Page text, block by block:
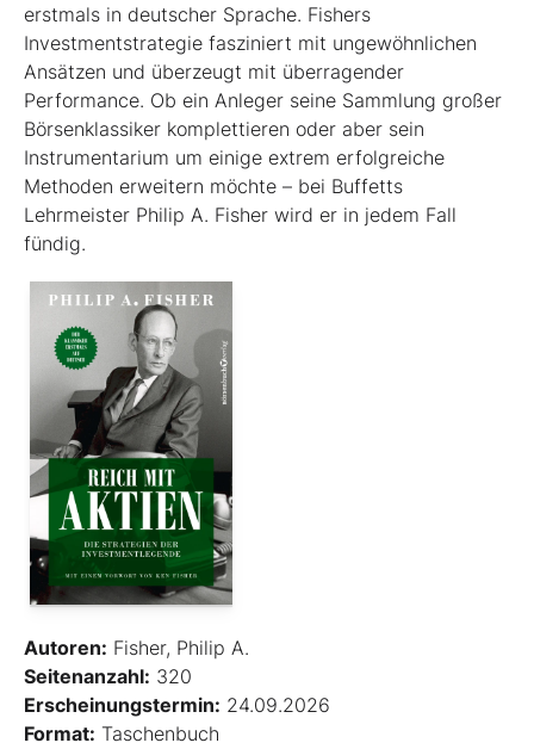
erstmals in deutscher Sprache. Fishers
Investmentstrategie fasziniert mit ungewöhnlichen
Ansätzen und überzeugt mit überragender
Performance. Ob ein Anleger seine Sammlung großer
Börsenklassiker komplettieren oder aber sein
Instrumentarium um einige extrem erfolgreiche
Methoden erweitern möchte – bei Buffetts
Lehrmeister Philip A. Fisher wird er in jedem Fall
fündig.
Autoren: Fisher, Philip A.
Seitenanzahl: 320
Erscheinungstermin: 24.09.2026
Format: Taschenbuch